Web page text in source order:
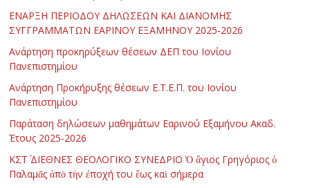
ΕΝΑΡΞΗ ΠΕΡΙΟΔΟΥ ΔΗΛΩΣΕΩΝ ΚΑΙ ΔΙΑΝΟΜΗΣ
ΣΥΓΓΡΑΜΜΑΤΩΝ ΕΑΡΙΝΟΥ ΕΞΑΜΗΝΟΥ 2025-2026
Ανάρτηση προκηρύξεων θέσεων ΔΕΠ του Ιονίου
Πανεπιστημίου
Ανάρτηση Προκήρυξης θέσεων Ε.Τ.Ε.Π. του Ιονίου
Πανεπιστημίου
Παράταση δηλώσεων μαθημάτων Εαρινού Εξαμήνου Ακαδ.
Έτους 2025-2026
ΚΣΤ΄ ΔΙΕΘΝΕΣ ΘΕΟΛΟΓΙΚΟ ΣΥΝΕΔΡΙΟ Ὁ ἅγιος Γρηγόριος ὁ
Παλαμᾶς ἀπὸ τὴν ἐποχή του ἕως καὶ σήμερα